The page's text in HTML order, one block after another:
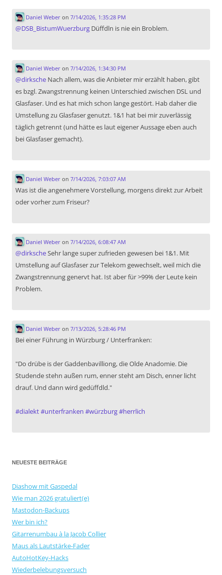
Daniel Weberon 7/14/2026, 1:35:28 PM
@DSB_BistumWuerzburg Düffdln is nie ein Broblem.
Daniel Weberon 7/14/2026, 1:34:30 PM
@dirksche Nach allem, was die Anbieter mir erzählt haben, gibt
es bzgl. Zwangstrennung keinen Unterschied zwischen DSL und
Glasfaser. Und es hat mich schon lange gestört. Hab daher die
Umstellung zu Glasfaser genutzt. 1&1 hat bei mir zuverlässig
täglich getrennt (und hätte es laut eigener Aussage eben auch
bei Glasfaser gemacht).
Daniel Weberon 7/14/2026, 7:03:07 AM
Was ist die angenehmere Vorstellung, morgens direkt zur Arbeit
oder vorher zum Friseur?
Daniel Weberon 7/14/2026, 6:08:47 AM
@dirkscheSehr lange super zufrieden gewesen bei 1&1. Mit
Umstellung auf Glasfaser zur Telekom gewechselt, weil mich die
Zwangstrennung genervt hat. Ist aber für >99% der Leute kein
Problem.
Daniel Weberon 7/13/2026, 5:28:46 PM
Bei einer Führung in Würzburg / Unterfranken:
"Do drübe is der Gaddenbavilliong, die Olde Anadomie. Die
Studende stehn außen rum, enner steht am Disch, enner licht
drauf. Und dann wird gedüffdld."
#dialekt#unterfranken #würzburg#herrlich
NEUESTE BEITRÄGE
Diashow mit Gaspedal
Wie man 2026 gratuliert(e)
Mastodon-Backups
Wer bin ich?
Gitarrenumbau à la Jacob Collier
Maus als Lautstärke-Fader
AutoHotKey-Hacks
Wiederbelebungsversuch